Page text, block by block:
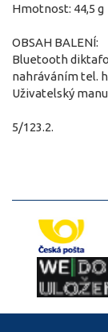
Hmotnost: 44,5 g
OBSAH BALENÍ:
Bluetooth
nahráváním tel.
Uživatelský
5/123.2.